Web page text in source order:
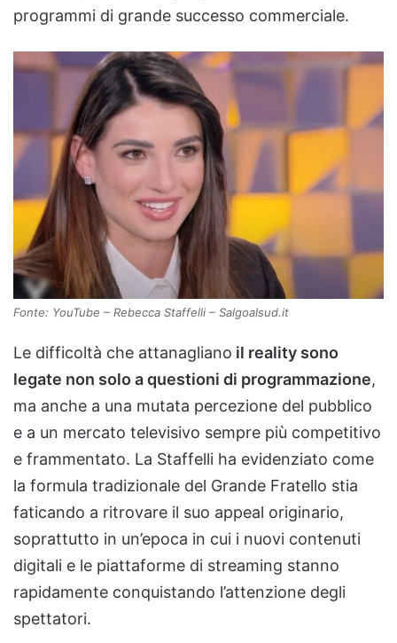
programmi di grande successo commerciale.
Fonte: YouTube – Rebecca Staffelli – Salgoalsud.it
Le difficoltà che attanagliano il reality sono
legate non solo a questioni di programmazione,
ma anche a una mutata percezione del pubblico
e a un mercato televisivo sempre più competitivo
e frammentato. La Staffelli ha evidenziato come
la formula tradizionale del Grande Fratello stia
faticando a ritrovare il suo appeal originario,
soprattutto in un’epoca in cui i nuovi contenuti
digitali e le piattaforme di streaming stanno
rapidamente conquistando l’attenzione degli
spettatori.